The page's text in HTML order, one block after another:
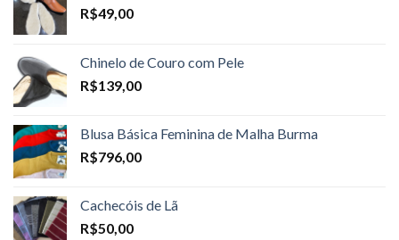
R$49,00
Chinelo de Couro com Pele
R$139,00
Blusa Básica Feminina de Malha Burma
R$796,00
Cachecóis de Lã
R$50,00